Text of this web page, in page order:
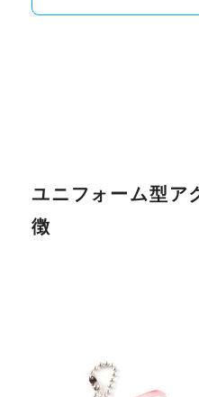
ユニフォーム型ア
徴